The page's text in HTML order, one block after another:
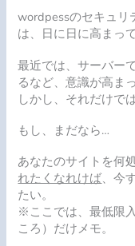
wordpessのセキュリ
は、日に日に高まっ
最近では、サーバー
るなど、意識が高ま
しかし、それだけで
もし、まだなら…
あなたのサイトを何
れたくなれけば、今
たい。
※ここでは、最低限
ころ）だけメモ。